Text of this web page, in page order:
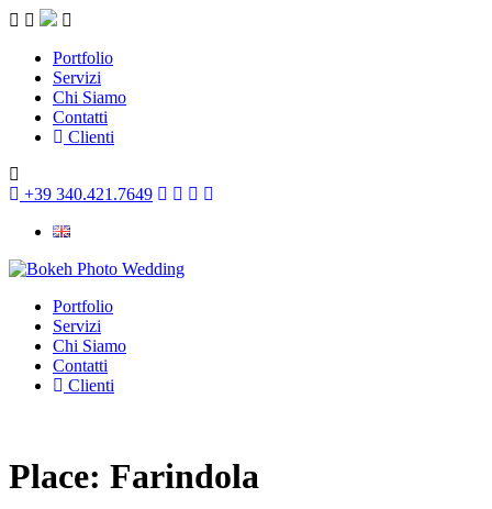
Portfolio
Servizi
Chi Siamo
Contatti
Clienti
+39 340.421.7649
Portfolio
Servizi
Chi Siamo
Contatti
Clienti
Place: Farindola